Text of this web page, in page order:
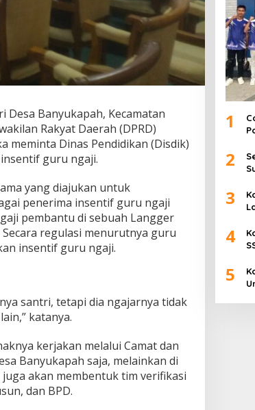
Desa Banyukapah, Kecamatan
Rakyat Daerah (DPRD)
meminta Dinas Pendidikan (Disdik)
guru ngaji.
yang diajukan untuk
penerima insentif guru ngaji
pembantu di sebuah Langger
regulasi menurutnya guru
insentif guru ngaji.
santri, tetapi dia ngajarnya tidak
katanya.
kerjakan melalui Camat dan
Banyukapah saja, melainkan di
akan membentuk tim verifikasi
dan BPD.
1
2
3
4
5